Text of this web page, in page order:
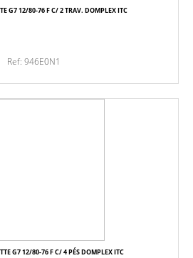
G7 12/80-76 F C/ 2 TRAV. DOMPLEX ITC
Ref: 946E0N1
G7 12/80-76 F C/ 4 PÉS DOMPLEX ITC